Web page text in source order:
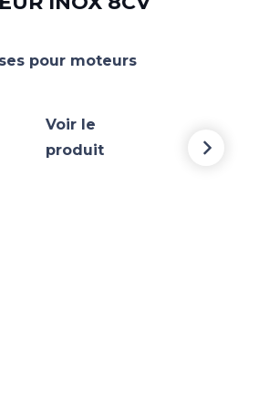
pour moteurs
Voir le
produit